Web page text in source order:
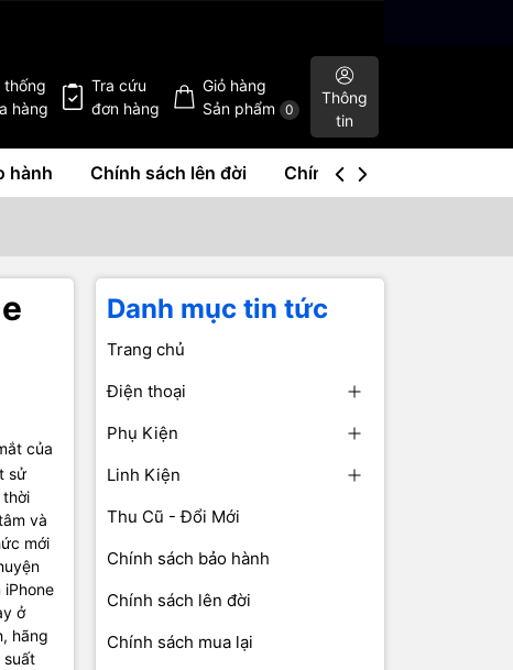
thống
hàng
Tra cứu
đơn hàng
Giỏ hàng
Sản phẩm
0
Thông
tin
hành Chính sách lên đời Chính sách mua lại
của
sử
và
mới
ở
hãng
suất
Danh mục tin tức
Trang chủ
Điện thoại
Phụ Kiện
Linh Kiện
Thu Cũ - Đổi Mới
Chính sách bảo hành
Chính sách lên đời
Chính sách mua lại